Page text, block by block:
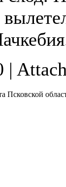
|
Псковской